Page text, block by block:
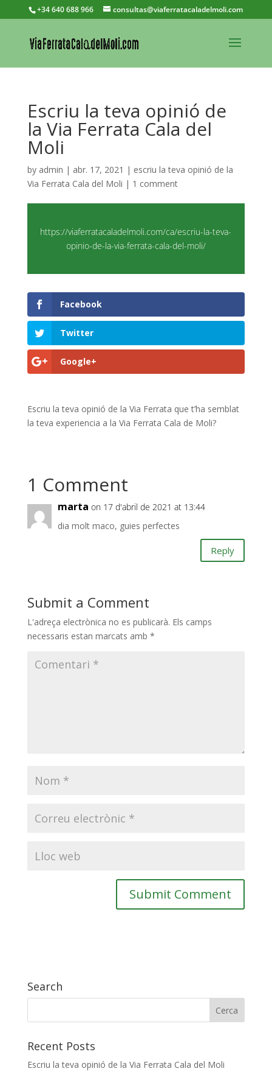
+34 640 688 966 consultas@viaferratacaladelmoli.com
Escriu la teva opinió de
la Via Ferrata Cala del
Moli
by admin | abr. 17, 2021 | escriu la teva opinió de la
Via Ferrata Cala del Moli | 1 comment
https://viaferratacaladelmoli.com/ca/escriu-la-teva-
opinio-de-la-via-ferrata-cala-del-moli/
Facebook
Twitter
Google+
Escriu la teva opinió de la Via Ferrata que t’ha semblat
la teva experiencia a la Via Ferrata Cala de Moli?
1 Comment
marta on 17 d'abril de 2021 at 13:44
dia molt maco, guies perfectes
Reply
Submit a Comment
L'adreça electrònica no es publicarà. Els camps
necessaris estan marcats amb *
Search
Recent Posts
Escriu la teva opinió de la Via Ferrata Cala del Moli